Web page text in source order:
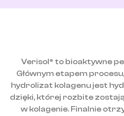
Verisol® to bioaktywne
Głównym etapem
hydrolizat kolagenu jest
dzięki, której rozbite
w kolagenie. Finalnie